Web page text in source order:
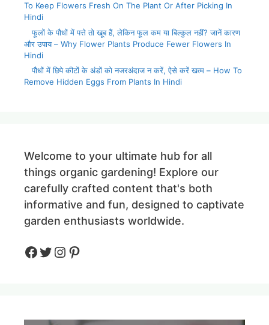
To Keep Flowers Fresh On The Plant Or After Picking In
Hindi
फूलों के पौधों में पत्ते तो खूब हैं, लेकिन फूल कम या बिल्कुल नहीं? जानें कारण
और उपाय – Why Flower Plants Produce Fewer Flowers In
Hindi
पौधों में छिपे कीटों के अंडों को नजरअंदाज न करें, ऐसे करें खत्म – How To
Remove Hidden Eggs From Plants In Hindi
Welcome to your ultimate hub for all
things organic gardening! Explore our
carefully crafted content that's both
informative and fun, designed to captivate
garden enthusiasts worldwide.
Facebook
Twitter
Instagram
Pinteres